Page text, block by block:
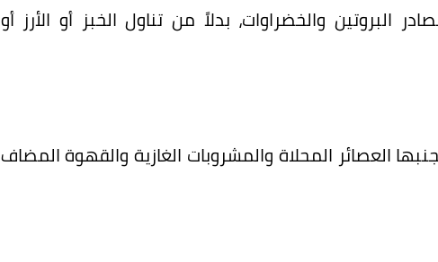
البروتين والخضراوات، بدلاً من تناول الخبز أو الأرز أو
العصائر المحلاة والمشروبات الغازية والقهوة المضاف